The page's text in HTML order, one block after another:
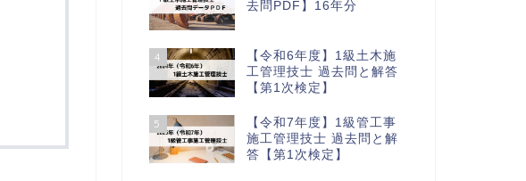
去問PDF】16年分
4
【令和6年度】1級土木施
工管理技士 過去問と解答
【第1次検定】
5
【令和7年度】1級管工事
施工管理技士 過去問と解
答【第1次検定】